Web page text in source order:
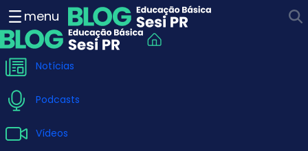
Como se preparar para a
menu
Notícias
Podcasts
Vídeos